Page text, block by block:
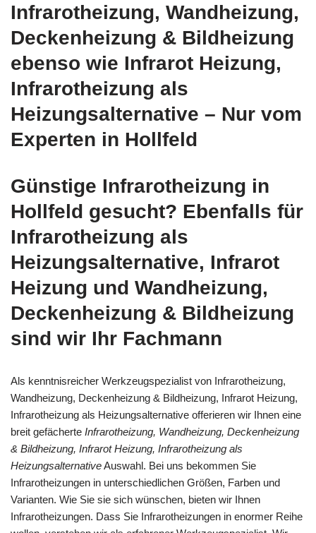
Infrarotheizung, Wandheizung,
Deckenheizung & Bildheizung
ebenso wie Infrarot Heizung,
Infrarotheizung als
Heizungsalternative – Nur vom
Experten in Hollfeld
Günstige Infrarotheizung in
Hollfeld gesucht? Ebenfalls für
Infrarotheizung als
Heizungsalternative, Infrarot
Heizung und Wandheizung,
Deckenheizung & Bildheizung
sind wir Ihr Fachmann
Als kenntnisreicher Werkzeugspezialist von Infrarotheizung,
Wandheizung, Deckenheizung & Bildheizung, Infrarot Heizung,
Infrarotheizung als Heizungsalternative offerieren wir Ihnen eine
breit gefächerte Infrarotheizung, Wandheizung, Deckenheizung
& Bildheizung, Infrarot Heizung, Infrarotheizung als
HeizungsalternativeAuswahl. Bei uns bekommen Sie
Infrarotheizungen in unterschiedlichen Größen, Farben und
Varianten. Wie Sie sie sich wünschen, bieten wir Ihnen
Infrarotheizungen. Dass Sie Infrarotheizungen in enormer Reihe